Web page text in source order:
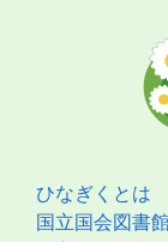
ひなぎくとは
国立国会図書